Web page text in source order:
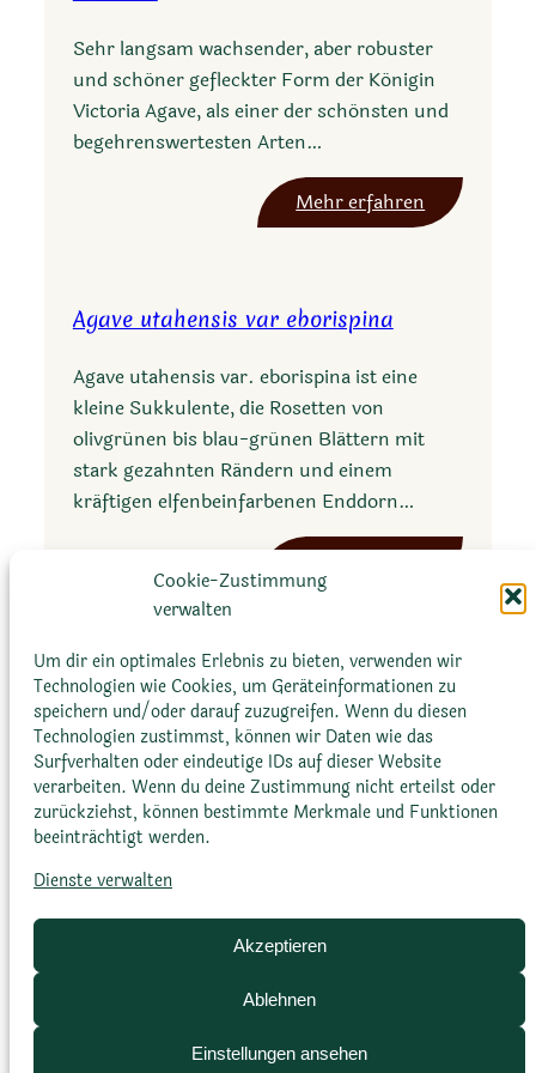
Cookie-Zustimmung
verwalten
Um dir ein optimales Erlebnis zu bieten, verwenden wir
Technologien wie Cookies, um Geräteinformationen zu
speichern und/oder darauf zuzugreifen. Wenn du diesen
Technologien zustimmst, können wir Daten wie das
Surfverhalten oder eindeutige IDs auf dieser Website
verarbeiten. Wenn du deine Zustimmung nicht erteilst oder
zurückziehst, können bestimmte Merkmale und Funktionen
beeinträchtigt werden.
Dienste verwalten
Akzeptieren
Ablehnen
Einstellungen ansehen
Sehr langsam wachsender, aber robuster
und schöner gefleckter Form der Königin
Victoria Agave, als einer der schönsten und
begehrenswertesten Arten…
Mehr erfahren
A
c
r
r
e
g
i
n
a
v
Agave utahensis var eborispina
Agave utahensis var. eborispina ist eine
kleine Sukkulente, die Rosetten von
olivgrünen bis blau-grünen Blättern mit
stark gezahnten Rändern und einem
kräftigen elfenbeinfarbenen Enddorn…
:
a
v
e
u
t
a
GlossarDatenschutz­erklärungImpressum
Cookie-Richtlinie (EU)